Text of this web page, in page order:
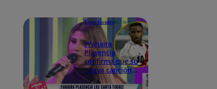
Espectáculos
03 de julio
2025
¿Yahaira
Plasencia
confirma que su
nueva canción
es para